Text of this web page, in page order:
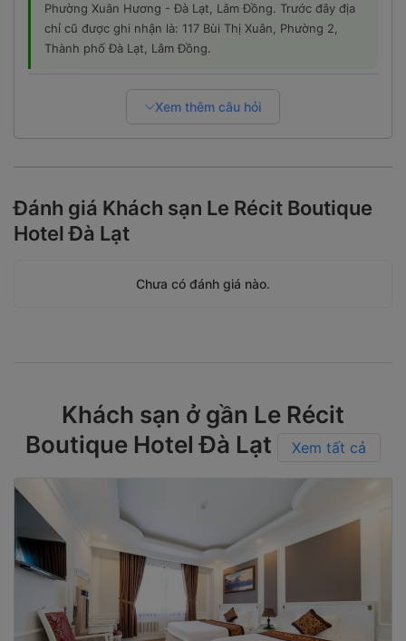
Phường Xuân Hương - Đà Lạt, Lâm Đồng. Trước đây địa
chỉ cũ được ghi nhận là: 117 Bùi Thị Xuân, Phường 2,
Thành phố Đà Lạt, Lâm Đồng.
Xem thêm câu hỏi
Đánh giá Khách sạn Le Récit Boutique
Hotel Đà Lạt
Chưa có đánh giá nào.
Khách sạn ở gần Le Récit
Boutique Hotel Đà Lạt
Xem tất cả